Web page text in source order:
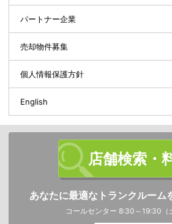
パートナー企業
売却物件募集
個人情報保護方針
English
店舗検索・
あなたに最適なトランクルーム
コールセンター 8:30～19:30（